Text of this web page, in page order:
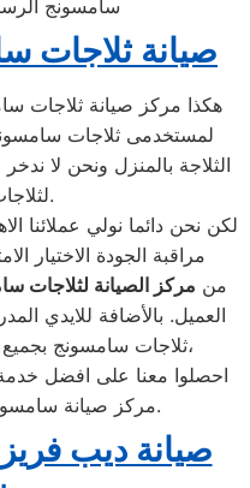
سامسونج الرسمى
صيانة ثلاجات
هكذا مركز صيانة ثلاجات
لمستخدمى ثلاجات
الثلاجة بالمنزل ونحن لا
لثلاجات سامسونج.
لكن نحن دائما نولي عملائنا
مراقبة الجودة الاختيار
من مركز الصيانة لثلاجات
العميل. بالأضافة للايدي
ثلاجات سامسونج بجميع موديلاتها القديم منها والحديث،
احصلوا معنا على افضل
مركز صيانة سامسونج المعتمد في الشيخ زايد.
صيانة ديب